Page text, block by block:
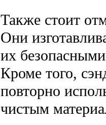
Также стоит
Они
их
Кроме того,
повторно
чистым